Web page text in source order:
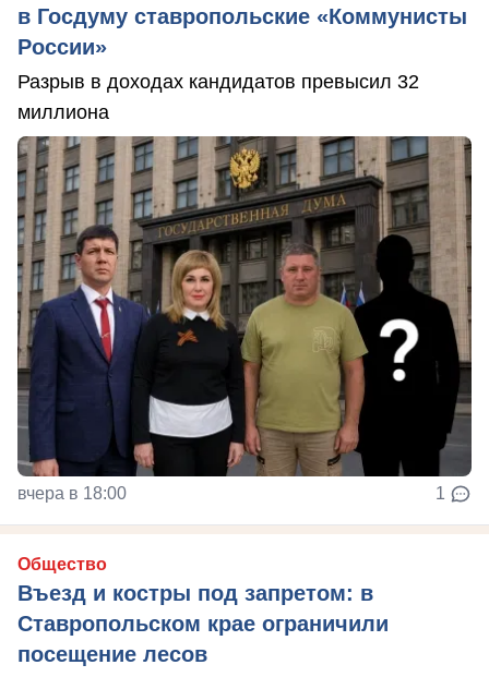
в Госдуму ставропольские «Коммунисты
России»
Разрыв в доходах кандидатов превысил 32
миллиона
вчера в 18:00 1
Общество
Въезд и костры под запретом: в
Ставропольском крае ограничили
посещение лесов